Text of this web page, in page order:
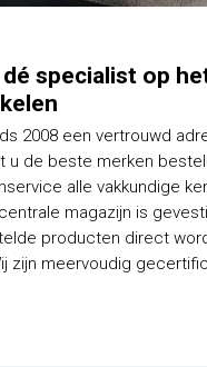
specialist op
2008 een vertrouwd
u de beste merken
alle vakkundige
magazijn is
producten direct